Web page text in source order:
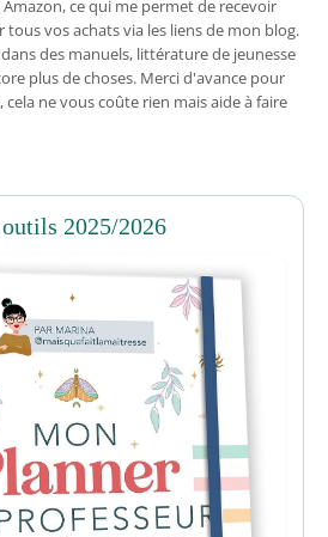
ce qui me permet de recevoir
vos achats via les liens de mon blog.
des manuels, littérature de jeunesse
plus de choses. Merci d'avance pour
ne vous coûte rien mais aide à faire
2025/2026